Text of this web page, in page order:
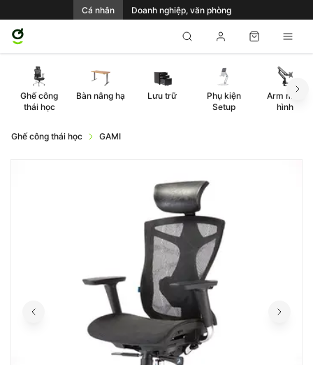
Cá nhân Doanh nghiệp, văn phòng
Ghế công
thái học
Bàn nâng hạ Lưu trữ
Phụ kiện
Setup
Arm màn
hình
Ghế công thái học GAMI